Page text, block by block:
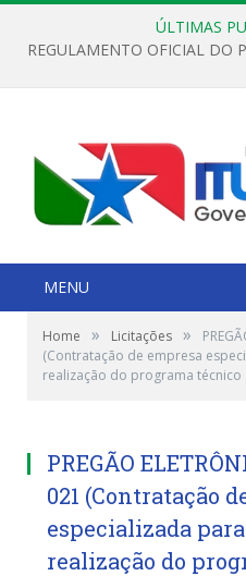
ÚLTIMAS
MENU
Home » Licitações »
(Contratação de empresa
realização do programa técnico
PREGÃO
021 (Contratação
especializada
realização do